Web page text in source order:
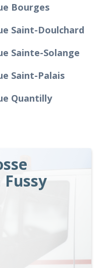
Bourges
Saint-Doulchard
Sainte-Solange
Saint-Palais
Quantilly